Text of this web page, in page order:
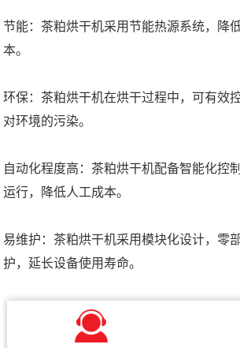
节能：茶粕烘干机采用节能热源系统，降
本。
环保：茶粕烘干机在烘干过程中，可有效
对环境的污染。
自动化程度高：茶粕烘干机配备智能化控
运行，降低人工成本。
易维护：茶粕烘干机采用模块化设计，零
护，延长设备使用寿命。